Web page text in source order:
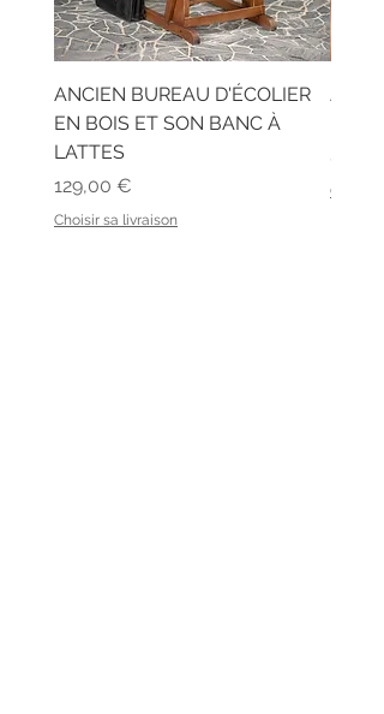
ANCIEN BUREAU D'ÉCOLIER
EN BOIS ET SON BANC À
LATTES
Prix
129,00 €
Choisir sa livraison
Prix
89,00